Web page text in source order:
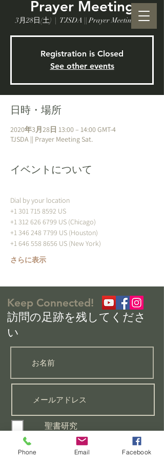
Prayer Meeting
3月28日(土)
  |
TJSDA || Prayer Meeting Sat.
Registration is Closed
See other events
日時・場所
2020年3月28日 13:00 – 14:00 GMT-4
TJSDA || Prayer Meeting Sat.
イベントについて
Dial by your location
+1 301 715 8592 US
+1 312 626 6799 US (Chicago)
+1 346 248 7799 US (Houston)
+1 646 558 8656 US (New York)
さらに表示
Keep Connected!
​訪問の足跡を残してくださ
い
聖書研究
祈りのリクエストがあります
初心者向けのクラスに参加し
Phone Email Facebook